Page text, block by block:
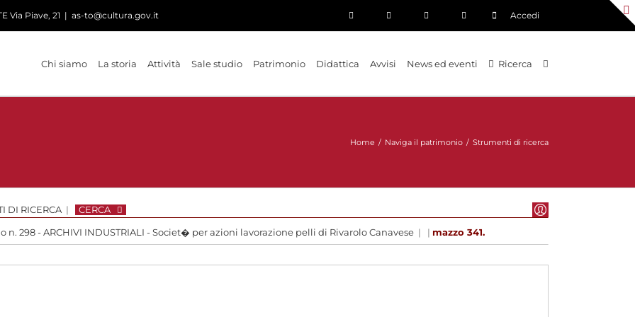
Via Piave, 21 | as-to@cultura.gov.it Accedi
Chi siamo La storia Attività Sale studio Patrimonio Didattica Avvisi News ed eventi Ricerca
Home / Naviga il patrimonio / Strumenti di ricerca
DI RICERCA | CERCA
n. 298 - ARCHIVI INDUSTRIALI - Societ� per azioni lavorazione pelli di Rivarolo Canavese | | mazzo 341.